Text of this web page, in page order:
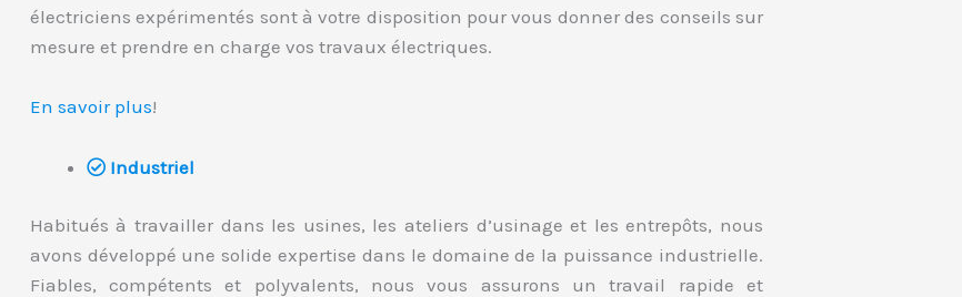
électriciens expérimentés sont à votre disposition pour vous donner des conseils sur
mesure et prendre en charge vos travaux électriques.
En savoir plus!
Industriel
Habitués à travailler dans les usines, les ateliers d’usinage et les entrepôts, nous
avons développé une solide expertise dans le domaine de la puissance industrielle.
Fiables, compétents et polyvalents, nous vous assurons un travail rapide et